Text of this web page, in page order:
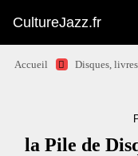
CultureJazz.fr
Accueil Disques,
la Pile de